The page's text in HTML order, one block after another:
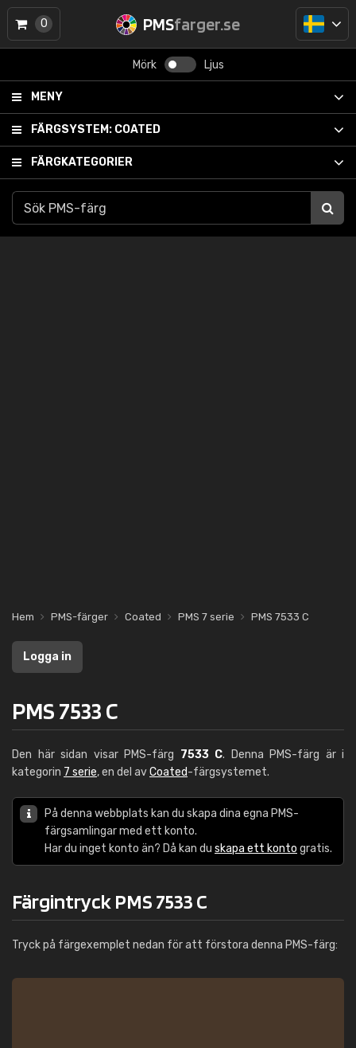
PMSfarger.se
Mörk Ljus
MENY
FÄRGSYSTEM: COATED
FÄRGKATEGORIER
0
Hem PMS-färger Coated PMS 7 serie PMS 7533 C
Logga in
PMS 7533 C
Den här sidan visar PMS-färg 7533 C. Denna PMS-färg är i
kategorin 7 serie, en del avCoated-färgsystemet.
På denna webbplats kan du skapa dina egna PMS-
färgsamlingar med ett konto.
Har du inget konto än? Då kan du skapa ett konto gratis.
Färgintryck PMS 7533 C
Tryck på färgexemplet nedan för att förstora denna PMS-färg: